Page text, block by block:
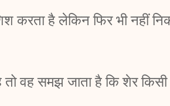
करता है लेकिन फिर भी नहीं
वह समझ जाता है कि शेर